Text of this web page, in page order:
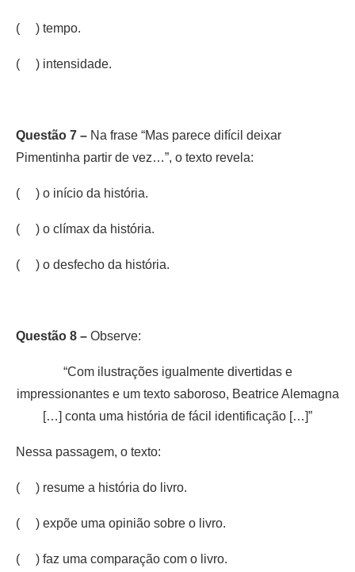
( ) tempo.
( ) intensidade.
Questão 7 – Na frase “Mas parece difícil deixar
Pimentinha partir de vez…”, o texto revela:
( ) o início da história.
( ) o clímax da história.
( ) o desfecho da história.
Questão 8 – Observe:
“Com ilustrações igualmente divertidas e
impressionantes e um texto saboroso, Beatrice Alemagna
[…] conta uma história de fácil identificação […]”
Nessa passagem, o texto:
( ) resume a história do livro.
( ) expõe uma opinião sobre o livro.
( ) faz uma comparação com o livro.